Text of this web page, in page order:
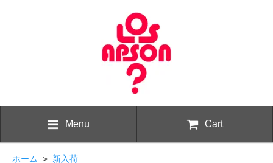
Menu Cart
ホーム > 新入荷